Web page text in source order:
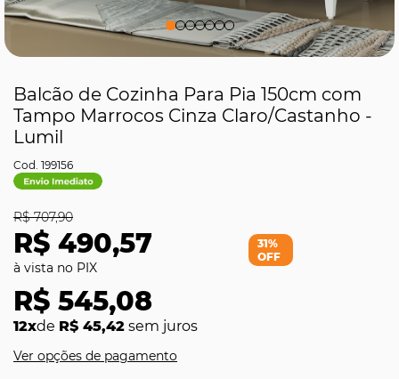
Balcão de Cozinha Para Pia 150cm com
Tampo Marrocos Cinza Claro/Castanho -
Lumil
199156
R$ 490,57
R$ 707,90
R$ 545,08
12xde R$ 45,42 sem juros
31%
OFF
Ver opções de pagamento